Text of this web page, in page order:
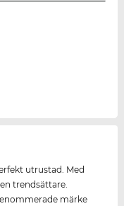
utrustad. Med
trendsättare.
märke